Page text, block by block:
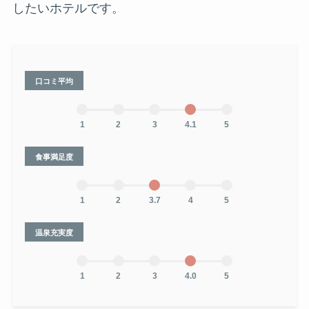
したいホテルです。
口コミ平均
1 2 3 4.1 5
食事満足度
1 2 3.7 4 5
温泉充実度
1 2 3 4.0 5